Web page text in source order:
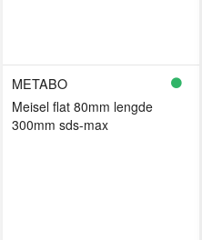
METABO
Meisel flat 80mm lengde
300mm sds-max